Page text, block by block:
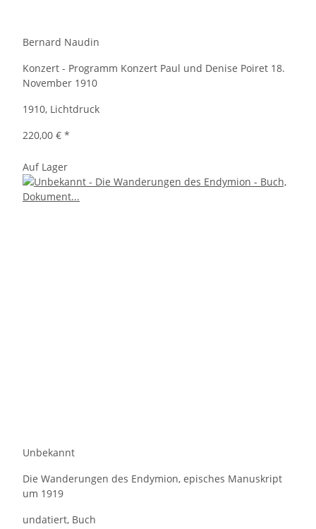
Bernard Naudin
Konzert - Programm Konzert Paul und Denise Poiret 18.
November 1910
1910, Lichtdruck
220,00 € *
Auf Lager
Unbekannt
Die Wanderungen des Endymion, episches Manuskript
um 1919
undatiert, Buch